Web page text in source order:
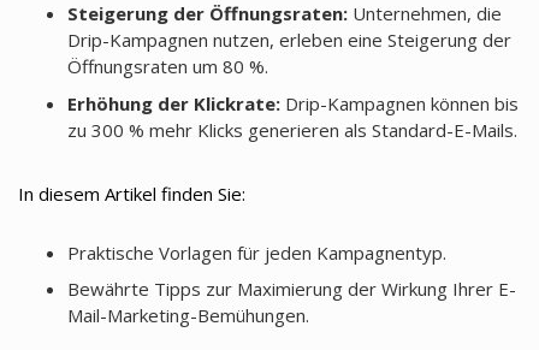
Steigerung der Öffnungsraten:Unternehmen, die
Drip-Kampagnen nutzen, erleben eine Steigerung der
Öffnungsraten um 80 %.
Erhöhung der Klickrate:Drip-Kampagnen können bis
zu 300 % mehr Klicks generieren als Standard-E-Mails.
In diesem Artikel finden Sie:
Praktische Vorlagen für jeden Kampagnentyp.
Bewährte Tipps zur Maximierung der Wirkung Ihrer E-
Mail-Marketing-Bemühungen.